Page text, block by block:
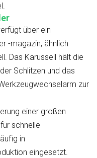
über ein
-magazin, ähnlich
Das Karussell hält die
Schlitzen und das
zur
einer großen
schnelle
in
eingesetzt.